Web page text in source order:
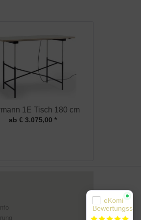
1E Tisch 180 cm
ab € 3.075,00 *